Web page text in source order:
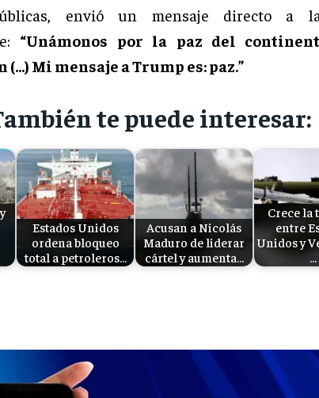
envió un mensaje directo a
“Unámonos por la paz del
Mi mensaje a Trump es: paz.”
te puede interesar:
Estados Unidos
ordena bloqueo
total a petroleros…
Acusan a Nicolás
Maduro de liderar
cártel y aumenta…
Crece la
entre
Unidos y
…